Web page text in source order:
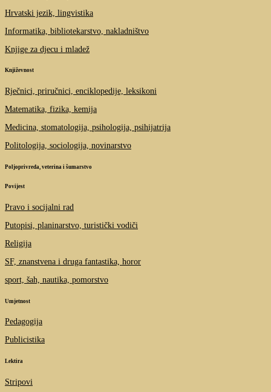
Hrvatski jezik, lingvistika
Informatika, bibliotekarstvo, nakladništvo
Knjige za djecu i mladež
Književnost
Rječnici, priručnici, enciklopedije, leksikoni
Matematika, fizika, kemija
Medicina, stomatologija, psihologija, psihijatrija
Politologija, sociologija, novinarstvo
Poljoprivreda, veterina i šumarstvo
Povijest
Pravo i socijalni rad
Putopisi, planinarstvo, turistički vodiči
Religija
SF, znanstvena i druga fantastika, horor
sport, šah, nautika, pomorstvo
Umjetnost
Pedagogija
Publicistika
Lektira
Stripovi